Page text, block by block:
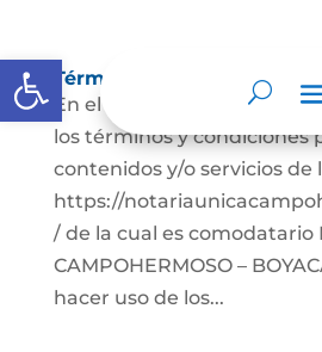
Abrir barra de herramientas
Términos y condiciones
En el presente documento
los términos y condiciones
contenidos y/o servicios de
https://
/ de la cual es comodatario
CAMPOHERMOSO –
hacer uso de los...